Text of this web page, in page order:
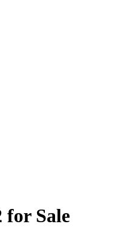
for Sale